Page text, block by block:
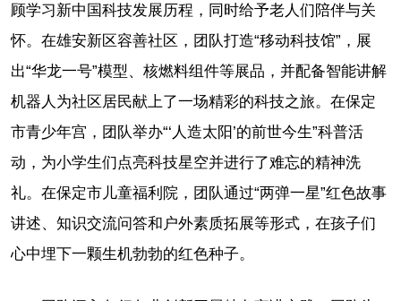
顾学习新中国科技发展历程，同时给予老人们陪伴与关
怀。在雄安新区容善社区，团队打造“移动科技馆”，展
出“华龙一号”模型、核燃料组件等展品，并配备智能讲解
机器人为社区居民献上了一场精彩的科技之旅。在保定
市青少年宫，团队举办“‘人造太阳’的前世今生”科普活
动，为小学生们点亮科技星空并进行了难忘的精神洗
礼。在保定市儿童福利院，团队通过“两弹一星”红色故事
讲述、知识交流问答和户外素质拓展等形式，在孩子们
心中埋下一颗生机勃勃的红色种子。